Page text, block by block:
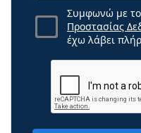
Συμφωνώ με
Προστασίας
έχω λάβει